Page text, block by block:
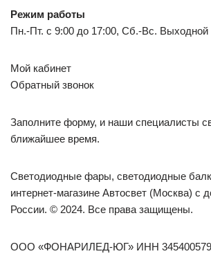
Режим работы
Пн.-Пт. c 9:00 до 17:00, Сб.-Вс. Выходной
Мой кабинет
Обратный звонок
Заполните форму, и наши специалисты
ближайшее время.
Светодиодные фары, светодиодные
интернет-магазине Автосвет (Москва) с
России. © 2024. Все права защищены.
ООО «ФОНАРИЛЕД-ЮГ» ИНН